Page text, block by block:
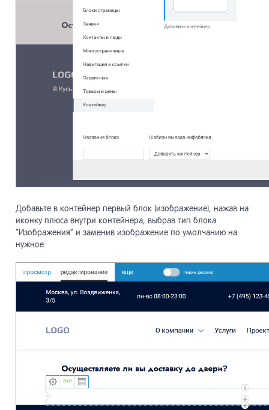
Добавьте в контейнер первый блок (изображение), нажав на
иконку плюса внутри контейнера, выбрав тип блока
“Изображения” и заменив изображение по умолчанию на
нужное.